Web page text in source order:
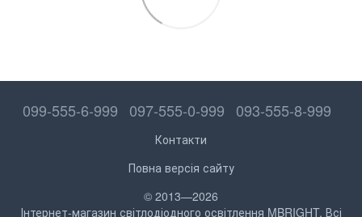
099-555-6-999 097-555-0-999 093-555-8-999
Контакти
Повна версія сайту
© 2013—2026
Інтернет-магазин світлодіодного освітлення MBRIGHT. Всі